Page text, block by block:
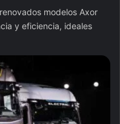
modelos Axor
y eficiencia, ideales